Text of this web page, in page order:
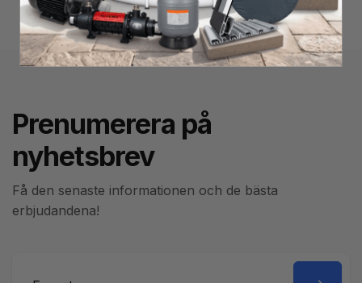
Prenumerera på
nyhetsbrev
Få den senaste informationen och de bästa
erbjudandena!